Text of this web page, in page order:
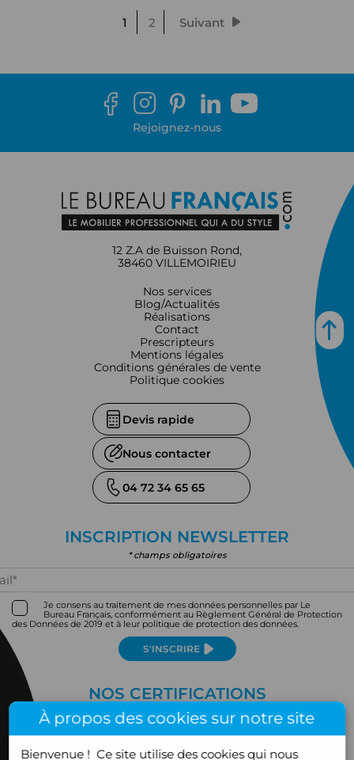
1 2 Suivant
Rejoignez-nous
Devis rapide
Nous contacter
04 72 34 65 65
Nos services
Blog/Actualités
Réalisations
Contact
Prescripteurs
Mentions légales
Conditions générales de vente
Politique cookies
12 Z.A de Buisson Rond,
38460 VILLEMOIRIEU
INSCRIPTION NEWSLETTER
* champs obligatoires
Je consens au traitement de mes données personnelles par Le
Bureau Français, conformément au Règlement Général de Protection
des Données de 2019 et à leur politique de protection des données.
S'INSCRIRE
NOS CERTIFICATIONS
À propos des cookies sur notre site
Bienvenue !Ce site utilise des cookies qui nous